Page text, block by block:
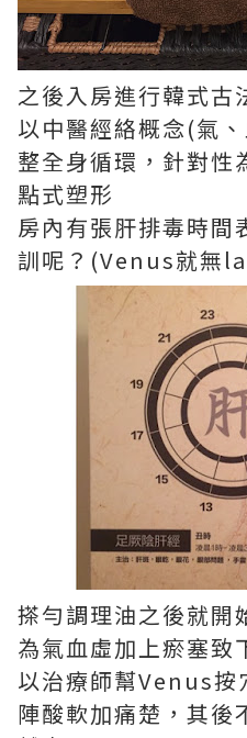
之後入房進行韓式古
以中醫經絡概念(氣
整全身循環，針對性
點式塑形
房內有張肝排毒時間
訓呢？(Venus就無
搽勻調理油之後就開
為氣血虛加上瘀塞致
以治療師幫Venus按
陣酸軟加痛楚，其後